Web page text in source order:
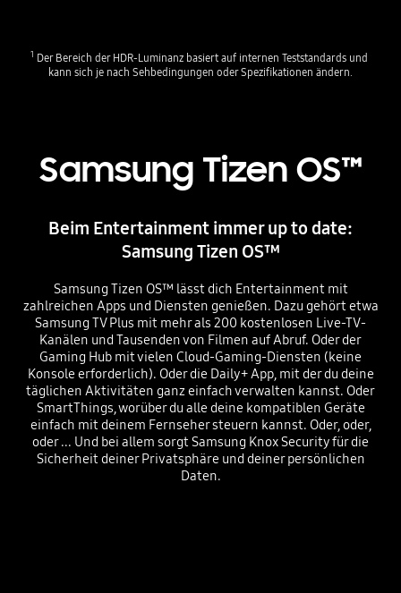
1 Der Bereich der HDR-Luminanz basiert auf internen Teststandards und
kann sich je nach Sehbedingungen oder Spezifikationen ändern.
Samsung Tizen OS™
Beim Entertainment immer up to date:
Samsung Tizen OS™
Samsung Tizen OS™ lässt dich Entertainment mit
zahlreichen Apps und Diensten genießen. Dazu gehört etwa
Samsung TV Plus mit mehr als 200 kostenlosen Live-TV-
Kanälen und Tausenden von Filmen auf Abruf. Oder der
Gaming Hub mit vielen Cloud-Gaming-Diensten (keine
Konsole erforderlich). Oder die Daily+ App, mit der du deine
täglichen Aktivitäten ganz einfach verwalten kannst. Oder
SmartThings, worüber du alle deine kompatiblen Geräte
einfach mit deinem Fernseher steuern kannst. Oder, oder,
oder ... Und bei allem sorgt Samsung Knox Security für die
Sicherheit deiner Privatsphäre und deiner persönlichen
Daten.